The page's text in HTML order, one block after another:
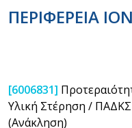
ΠΕΡΙΦΕΡΕΙΑ
[6006831]
Υλική Στέρηση /
(Ανάκληση)